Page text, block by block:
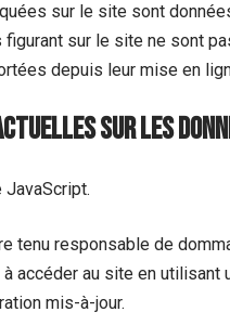
sur le site sont
sur le site ne sont
depuis leur mise en
sur les
tenu responsable de
à accéder au site en
mis-à-jour.